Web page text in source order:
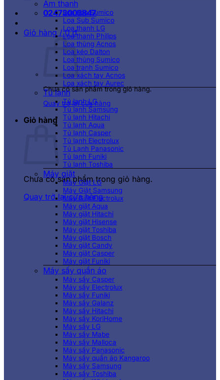
02473003847
Giỏ hàng /0₫
Chưa có sản phẩm trong giỏ hàng.
Quay trở lại cửa hàng
Giỏ hàng
Chưa có sản phẩm trong giỏ hàng.
Quay trở lại cửa hàng
Âm thanh
Loa kéo Sumico
Loa Sub Sumico
Loa thanh LG
Loa thanh Philips
Loa thùng Acnos
Loa kéo Dalton
Loa thùng Sumico
Loa tranh Sumico
Loa xách tay Acnos
Loa xách tay Aurec
Tủ lạnh
Tủ lạnh LG
Tủ lạnh Samsung
Tủ lạnh Hitachi
Tủ lạnh Aqua
Tủ lạnh Casper
Tủ lạnh Electrolux
Tủ Lạnh Panasonic
Tủ lạnh Funiki
Tủ lạnh Toshiba
Máy giặt
Máy Giặt LG
Máy Giặt Samsung
Máy Giặt Electrolux
Máy giặt Aqua
Máy giặt Hitachi
Máy giặt Hisense
Máy giặt Toshiba
Máy giặt Bosch
Máy giặt Candy
Máy giặt Casper
Máy giặt Funiki
Máy sấy quần áo
Máy sấy Casper
Máy sấy Electrolux
Máy sấy Funiki
Máy sấy Galanz
Máy sấy Hitachi
Máy sấy KoriHome
Máy sấy LG
Máy sấy Mabe
Máy sấy Malloca
Máy sấy Panasonic
Máy sấy quần áo Kangaroo
Máy sấy Samsung
Máy sấy Toshiba